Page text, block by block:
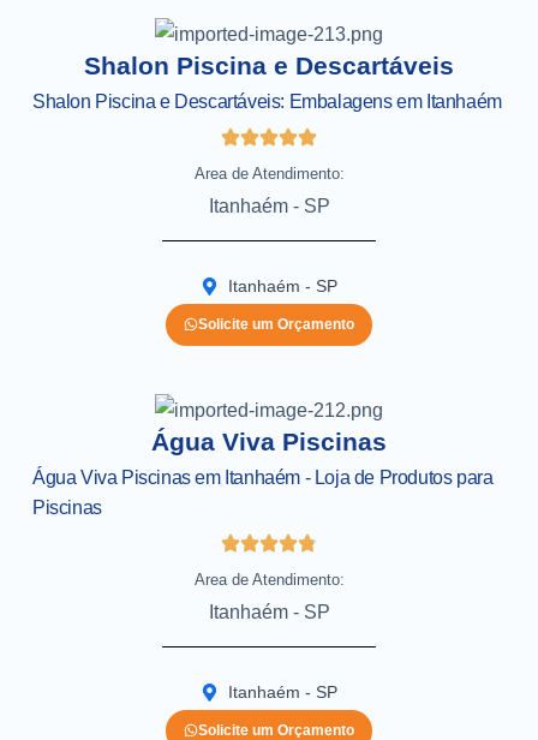
Shalon Piscina e Descartáveis
Shalon Piscina e Descartáveis: Embalagens em Itanhaém
Area de Atendimento:
Itanhaém - SP
Itanhaém - SP
Solicite um Orçamento
Água Viva Piscinas
Água Viva Piscinas em Itanhaém - Loja de Produtos para
Piscinas
Area de Atendimento:
Itanhaém - SP
Itanhaém - SP
Solicite um Orçamento